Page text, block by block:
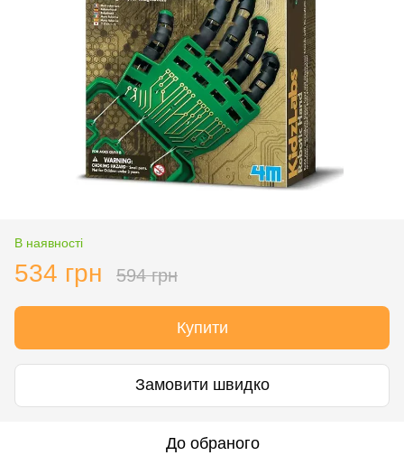
В наявності
534 грн 594 грн
Купити
Замовити швидко
До обраного